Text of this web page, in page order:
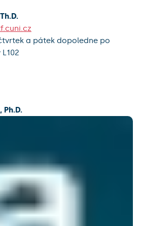
a pátek dopoledne po
Ph.D.